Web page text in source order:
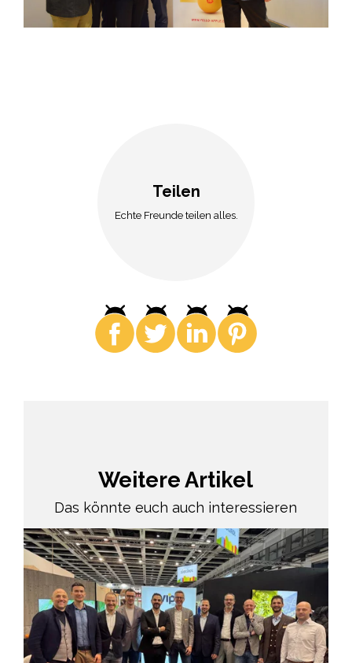
Teilen
Echte Freunde teilen alles.
Weitere Artikel
Das könnte euch auch interessieren